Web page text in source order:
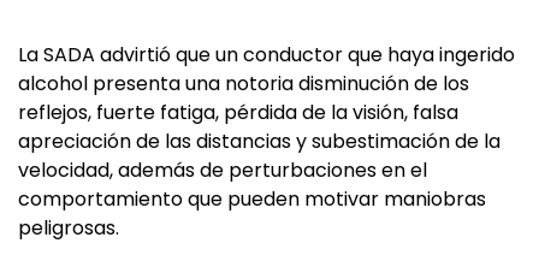
La SADA advirtió que un conductor que haya ingerido
alcohol presenta una notoria disminución de los
reflejos, fuerte fatiga, pérdida de la visión, falsa
apreciación de las distancias y subestimación de la
velocidad, además de perturbaciones en el
comportamiento que pueden motivar maniobras
peligrosas.